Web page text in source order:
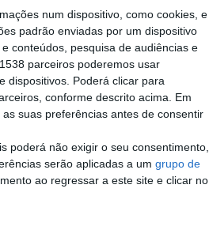
num dispositivo, como cookies, e
padrão enviadas por um dispositivo
conteúdos, pesquisa de audiências e
parceiros poderemos usar
dispositivos. Poderá clicar para
conforme descrito acima. Em
suas preferências antes de consentir
poderá não exigir o seu consentimento,
serão aplicadas a um grupo de
ao regressar a este site e clicar no
2001…